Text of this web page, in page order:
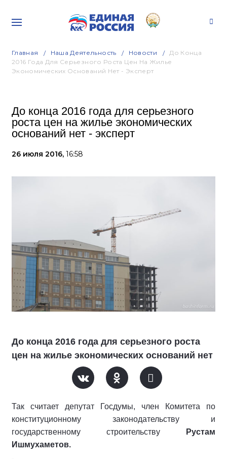
Главная Наша Деятельность Новости
До Конца
2016 Года Для Серьезного Роста Цен На Жилье
Экономических Оснований Нет - Эксперт
До конца 2016 года для серьезного
роста цен на жилье экономических
оснований нет - эксперт
26 июля 2016, 16:58
До конца 2016 года для серьезного роста
цен на жилье экономических оснований нет
Так считает депутат Госдумы, член Комитета по
конституционному законодательству и
государственному строительству
Рустам
Ишмухаметов.